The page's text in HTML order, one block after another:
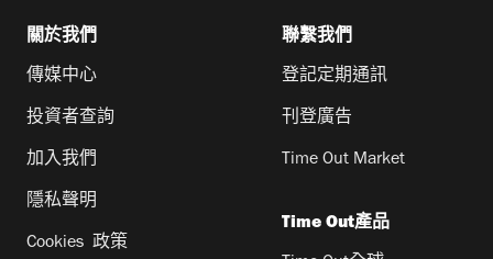
關於我們
傳媒中心
投資者查詢
加入我們
隱私聲明
Cookies 政策
聯繫我們
登記定期通訊
刊登廣告
Time Out Market
Time Out產品